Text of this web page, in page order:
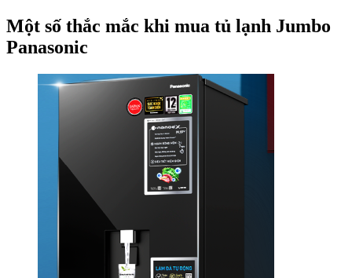
Lạnh
Jumbo
Panasonic
Một số thắc mắc khi mua tủ lạnh Jumbo
Panasonic